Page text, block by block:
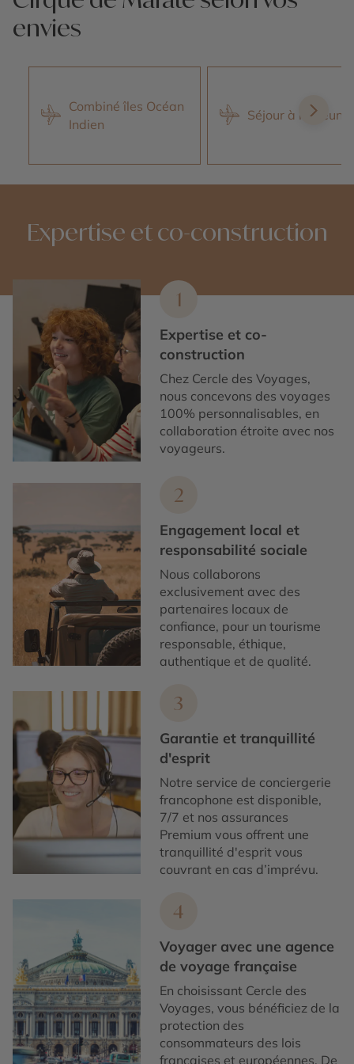
envies
Combiné îles Océan
Indien
Séjour à la
Expertise et co-construction
1
Expertise et co-
construction
Chez Cercle des Voyages,
nous concevons des voyages
100% personnalisables, en
collaboration étroite avec nos
voyageurs.
2
Engagement local et
responsabilité sociale
Nous collaborons
exclusivement avec des
partenaires locaux de
confiance, pour un tourisme
responsable, éthique,
authentique et de qualité.
3
Garantie et tranquillité
d'esprit
Notre service de conciergerie
francophone est disponible,
7/7 et nos assurances
Premium vous offrent une
tranquillité d'esprit vous
couvrant en cas d’imprévu.
4
Voyager avec une agence
de voyage française
En choisissant Cercle des
Voyages, vous bénéficiez de la
protection des
consommateurs des lois
françaises et européennes. De